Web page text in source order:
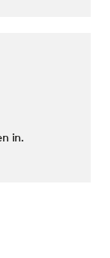
in.